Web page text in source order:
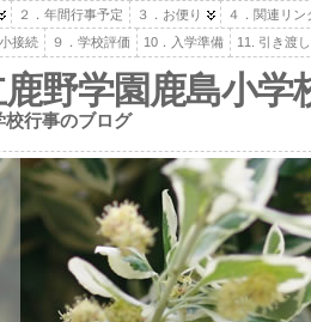
２．年間行事予定 ３．お便り
４．関連リン
接続 ９．学校評価 10．入学準備 11. 引き渡
野学園鹿島小学
行事のブログ